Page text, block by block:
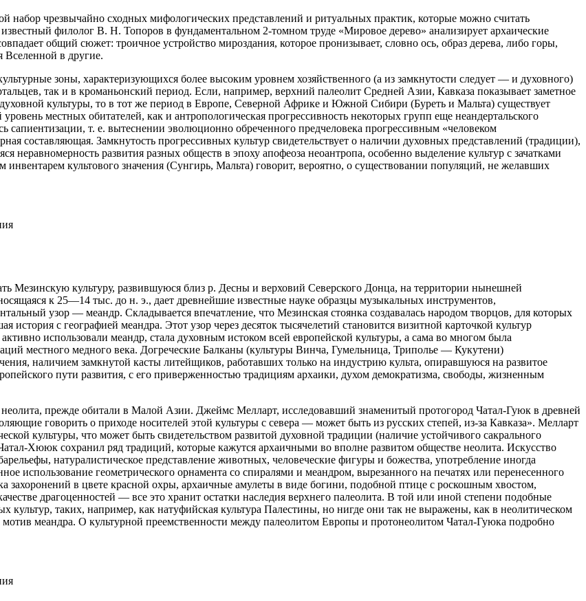
набор чрезвычайно сходных мифологических представлений и ритуальных практик, которые можно считать
филолог В. Н. Топоров в фундаментальном 2-томном труде «Мировое дерево» анализирует архаические
общий сюжет: троичное устройство мироздания, которое пронизывает, словно ось, образ дерева, либо горы,
Вселенной в другие.
зоны, характеризующихся более высоким уровнем хозяйственного (а из замкнутости следует — и духовного)
так и в кроманьонский период. Если, например, верхний палеолит Средней Азии, Кавказа показывает заметное
культуры, то в тот же период в Европе, Северной Африке и Южной Сибири (Буреть и Мальта) существует
местных обитателей, как и антропологическая прогрессивность некоторых групп еще неандертальского
сапиентизации, т. е. вытеснении эволюционно обреченного предчеловека прогрессивным «человеком
составляющая. Замкнутость прогрессивных культур свидетельствует о наличии духовных представлений (традиции),
развития разных обществ в эпоху апофеоза неоантропа, особенно выделение культур с зачатками
культового значения (Сунгирь, Мальта) говорит, вероятно, о существовании популяций, не желавших
Мезинскую культуру, развившуюся близ р. Десны и верховий Северского Донца, на территории нынешней
к 25—14 тыс. до н. э., дает древнейшие известные науке образцы музыкальных инструментов,
узор — меандр. Складывается впечатление, что Мезинская стоянка создавалась народом творцов, для которых
с географией меандра. Этот узор через десяток тысячелетий становится визитной карточкой культур
использовали меандр, стала духовным истоком всей европейской культуры, а сама во многом была
местного медного века. Догреческие Балканы (культуры Винча, Гумельница, Триполье — Кукутени)
наличием замкнутой касты литейщиков, работавших только на индустрию культа, опиравшуюся на развитое
пути развития, с его приверженностью традициям архаики, духом демократизма, свободы, жизненным
прежде обитали в Малой Азии. Джеймс Мелларт, исследовавший знаменитый протогород Чатал-Гуюк в древней
говорить о приходе носителей этой культуры с севера — может быть из русских степей, из-за Кавказа». Мелларт
культуры, что может быть свидетельством развитой духовной традиции (наличие устойчивого сакрального
Хююк сохранил ряд традиций, которые кажутся архаичными во вполне развитом обществе неолита. Искусство
натуралистическое представление животных, человеческие фигуры и божества, употребление иногда
использование геометрического орнамента со спиралями и меандром, вырезанного на печатях или перенесенного
захоронений в цвете красной охры, архаичные амулеты в виде богини, подобной птице с роскошным хвостом,
драгоценностей — все это хранит остатки наследия верхнего палеолита. В той или иной степени подобные
культур, таких, например, как натуфийская культура Палестины, но нигде они так не выражены, как в неолитическом
меандра. О культурной преемственности между палеолитом Европы и протонеолитом Чатал-Гуюка подробно